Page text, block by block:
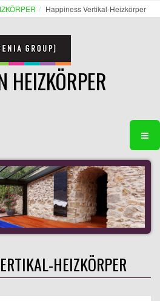
Happiness Vertikal-Heizkörper
HEIZKÖRPER
HEIZKÖRPER